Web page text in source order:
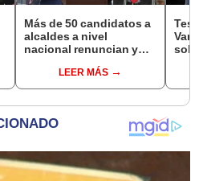
Más de 50 candidatos a
alcaldes a nivel
nacional renuncian y
encubiertaLEER MÁS